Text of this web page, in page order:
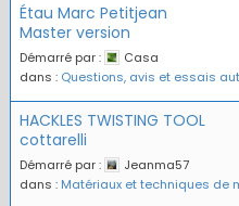
Étau Marc Petitjean
Master version
Démarré par :
Casa
dans : Questions, avis et essais
HACKLES TWISTING TOOL
cottarelli
Démarré par :
Jeanma57
dans : Matériaux et techniques de